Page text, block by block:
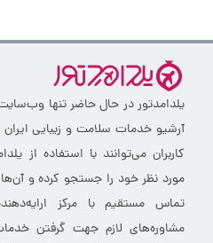
یلدامدتور در حال حاضر تنها
آرشیو خدمات سلامت و زیبایی
کاربران می‌توانند با استفاده از
مورد نظر خود را جستجو کرده و
تماس مستقیم با مرکز
مشاوره‌های لازم جهت گرفتن